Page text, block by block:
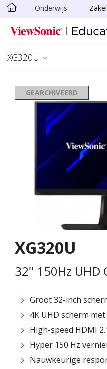
Ga naar hoofdinhoud
Onderwijs
XG320U
GEARCHIVEERD
XG320U
32" 150Hz
Groot 32-inch
4K UHD scherm
High-speed HDMI
Hyper 150 Hz
Nauwkeurige